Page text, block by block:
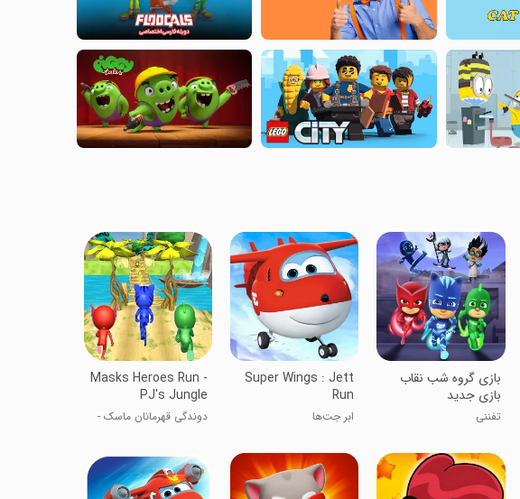
بازی گروه شب نقاب
بازی جدید
تفننی
Super Wings : Jett
Run
ابر جت‌ها
Masks Heroes Run -
PJ's Jungle
Adventure
دوندگی قهرمانان ماسک -